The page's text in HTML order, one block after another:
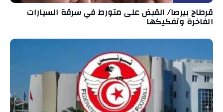
قرطاج بيرصا/ القبض على متورط في سرقة السيارات
الفاخرة وتفكيكها